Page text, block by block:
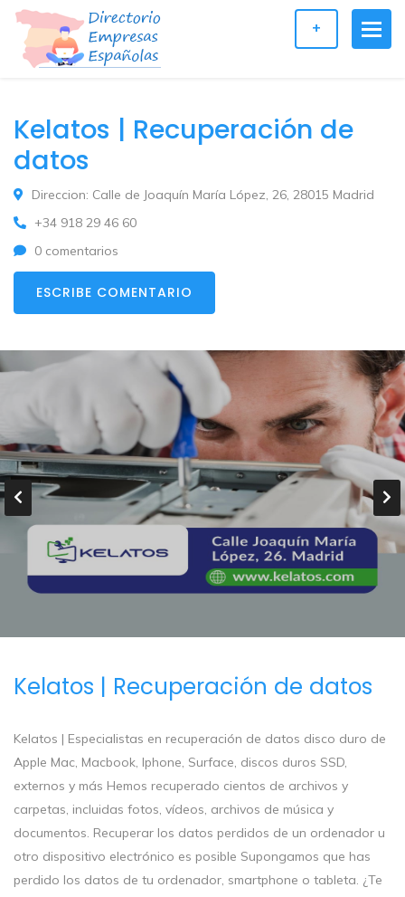
+
Kelatos | Recuperación de
datos
Direccion: Calle de Joaquín María López, 26, 28015 Madrid
+34 918 29 46 60
0 comentarios
ESCRIBE COMENTARIO
Kelatos | Recuperación de datos
Kelatos | Especialistas en recuperación de datos disco duro de
Apple Mac, Macbook, Iphone, Surface, discos duros SSD,
externos y más Hemos recuperado cientos de archivos y
carpetas, incluidas fotos, vídeos, archivos de música y
documentos. Recuperar los datos perdidos de un ordenador u
otro dispositivo electrónico es posible Supongamos que has
perdido los datos de tu ordenador, smartphone o tableta. ¿Te